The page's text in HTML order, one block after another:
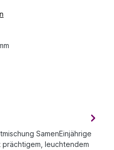
SamenEinjährige
leuchtendem